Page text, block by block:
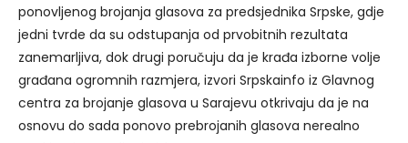
ponovljenog brojanja glasova za predsjednika Srpske, gdje
jedni tvrde da su odstupanja od prvobitnih rezultata
zanemarljiva, dok drugi poručuju da je krađa izborne volje
građana ogromnih razmjera, izvori Srpskainfo iz Glavnog
centra za brojanje glasova u Sarajevu otkrivaju da je na
osnovu do sada ponovo prebrojanih glasova nerealno